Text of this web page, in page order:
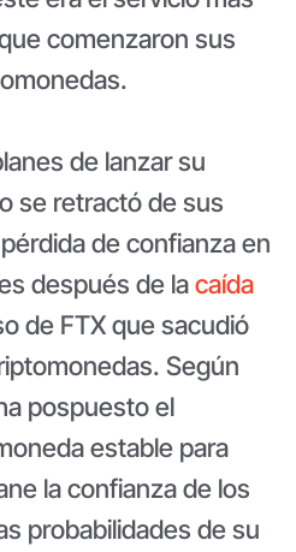
comenzaron sus
de lanzar su
se retractó de sus
de confianza en
después de lacaída
de FTX que sacudió
Según
pospuesto el
estable para
la confianza de los
probabilidades de su